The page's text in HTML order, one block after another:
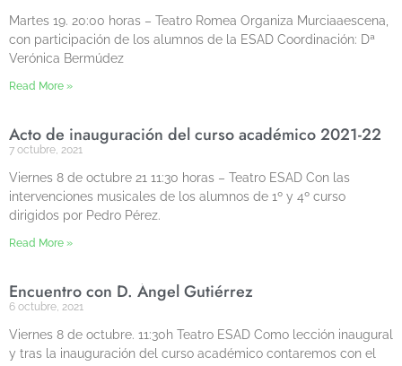
Martes 19. 20:00 horas – Teatro Romea Organiza Murciaaescena,
con participación de los alumnos de la ESAD Coordinación: Dª
Verónica Bermúdez
Read More »
Acto de inauguración del curso académico 2021-22
7 octubre, 2021
Viernes 8 de octubre 21 11:30 horas – Teatro ESAD Con las
intervenciones musicales de los alumnos de 1º y 4º curso
dirigidos por Pedro Pérez.
Read More »
Encuentro con D. Ángel Gutiérrez
6 octubre, 2021
Viernes 8 de octubre. 11:30h Teatro ESAD Como lección inaugural
y tras la inauguración del curso académico contaremos con el